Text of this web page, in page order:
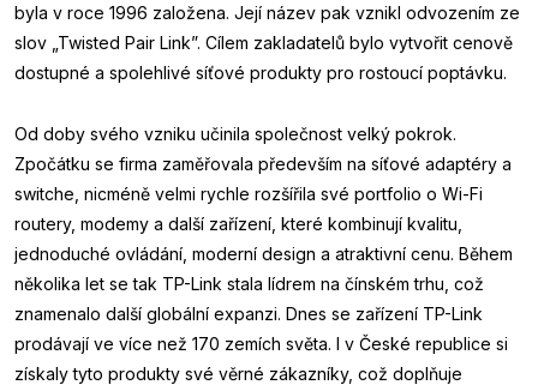
byla v roce 1996 založena. Její název pak vznikl odvozením ze
slov „Twisted Pair Link”. Cílem zakladatelů bylo vytvořit cenově
dostupné a spolehlivé síťové produkty pro rostoucí poptávku.
Od doby svého vzniku učinila společnost velký pokrok.
Zpočátku se firma zaměřovala především na síťové adaptéry a
switche, nicméně velmi rychle rozšířila své portfolio o Wi-Fi
routery, modemy a další zařízení, které kombinují kvalitu,
jednoduché ovládání, moderní design a atraktivní cenu. Během
několika let se tak TP-Link stala lídrem na čínském trhu, což
znamenalo další globální expanzi. Dnes se zařízení TP-Link
prodávají ve více než 170 zemích světa. I v České republice si
získaly tyto produkty své věrné zákazníky, což doplňuje